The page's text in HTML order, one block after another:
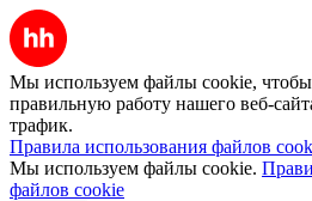
Мы используем файлы cookie, чтобы
правильную работу нашего веб-
трафик.
Правила использования файлов
Мы используем файлы cookie.
файлов cookie